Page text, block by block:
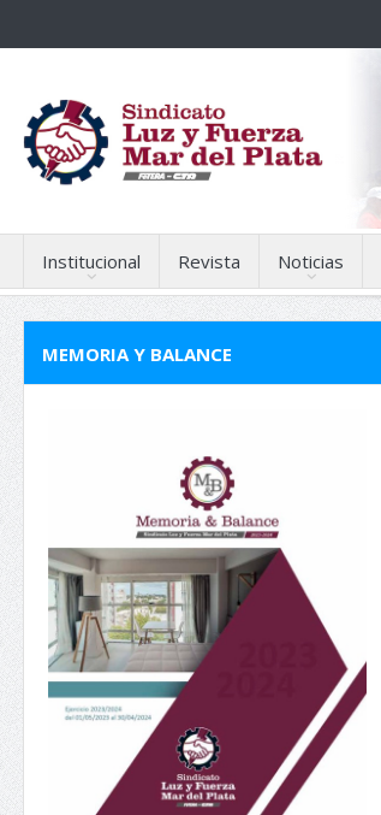
Institucional Revista Noticias
MEMORIA Y BALANCE